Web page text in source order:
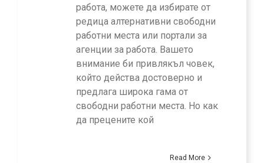
работа, можете да избирате от
редица алтернативни свободни
работни места или портали за
агенции за работа. Вашето
внимание би привлякъл човек,
който действа достоверно и
предлага широка гама от
свободни работни места. Но как
да прецените кой
Read More